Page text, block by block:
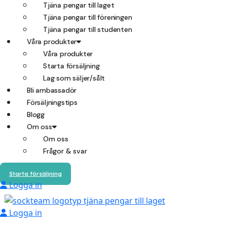
Tjäna pengar till laget
Tjäna pengar till föreningen
Tjäna pengar till studenten
Våra produkter
Våra produkter
Starta försäljning
Lag som säljer/sålt
Bli ambassadör
Försäljningstips
Blogg
Om oss
Om oss
Frågor & svar
Starta försäljning
Logga in
Logga in